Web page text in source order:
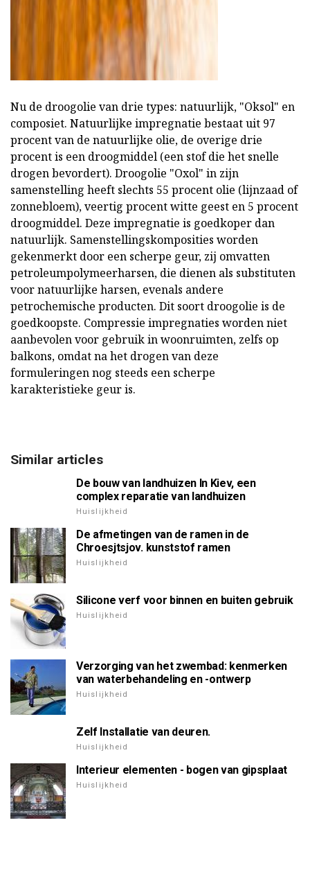
Nu de droogolie van drie types: natuurlijk, "Oksol" en
composiet. Natuurlijke impregnatie bestaat uit 97
procent van de natuurlijke olie, de overige drie
procent is een droogmiddel (een stof die het snelle
drogen bevordert). Droogolie "Oxol" in zijn
samenstelling heeft slechts 55 procent olie (lijnzaad of
zonnebloem), veertig procent witte geest en 5 procent
droogmiddel. Deze impregnatie is goedkoper dan
natuurlijk. Samenstellingskomposities worden
gekenmerkt door een scherpe geur, zij omvatten
petroleumpolymeerharsen, die dienen als substituten
voor natuurlijke harsen, evenals andere
petrochemische producten. Dit soort droogolie is de
goedkoopste. Compressie impregnaties worden niet
aanbevolen voor gebruik in woonruimten, zelfs op
balkons, omdat na het drogen van deze
formuleringen nog steeds een scherpe
karakteristieke geur is.
Similar articles
De bouw van landhuizen In Kiev, een
complex reparatie van landhuizen
Huislijkheid
De afmetingen van de ramen in de
Chroesjtsjov. kunststof ramen
Huislijkheid
Silicone verf voor binnen en buiten gebruik
Huislijkheid
Verzorging van het zwembad: kenmerken
van waterbehandeling en -ontwerp
Huislijkheid
Zelf Installatie van deuren.
Huislijkheid
Interieur elementen - bogen van gipsplaat
Huislijkheid